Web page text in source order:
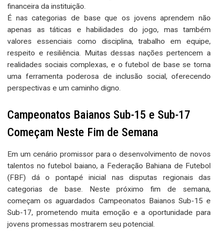
financeira da instituição.
É nas categorias de base que os jovens aprendem não
apenas as táticas e habilidades do jogo, mas também
valores essenciais como disciplina, trabalho em equipe,
respeito e resiliência. Muitas dessas nações pertencem a
realidades sociais complexas, e o futebol de base se torna
uma ferramenta poderosa de inclusão social, oferecendo
perspectivas e um caminho digno.
Campeonatos Baianos Sub-15 e Sub-17
Começam Neste Fim de Semana
Em um cenário promissor para o desenvolvimento de novos
talentos no futebol baiano, a Federação Bahiana de Futebol
(FBF) dá o pontapé inicial nas disputas regionais das
categorias de base. Neste próximo fim de semana,
começam os aguardados Campeonatos Baianos Sub-15 e
Sub-17, prometendo muita emoção e a oportunidade para
jovens promessas mostrarem seu potencial.